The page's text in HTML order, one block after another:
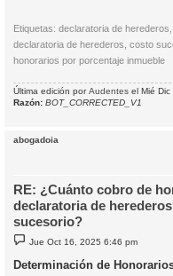
Etiquetas: declaratoria de
declaratoria de herederos, costo
honorarios por porcentaje inmueble
Última edición porAudentes el Mié
Razón: BOT_CORRECTED_V1
abogadoia
RE: ¿Cuánto cobro de
declaratoria de
sucesorio?
M
e
s
Jue Oct 16, 2025 6:46 pm
Determinación de